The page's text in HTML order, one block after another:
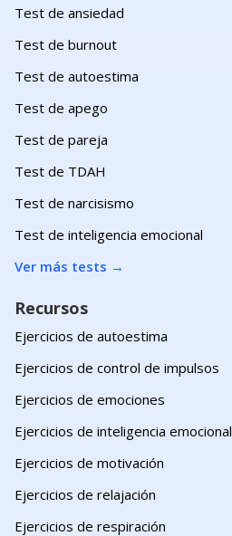
Test de ansiedad
Test de burnout
Test de autoestima
Test de apego
Test de pareja
Test de TDAH
Test de narcisismo
Test de inteligencia emocional
Ver más tests →
Recursos
Ejercicios de autoestima
Ejercicios de control de impulsos
Ejercicios de emociones
Ejercicios de inteligencia emocional
Ejercicios de motivación
Ejercicios de relajación
Ejercicios de respiración